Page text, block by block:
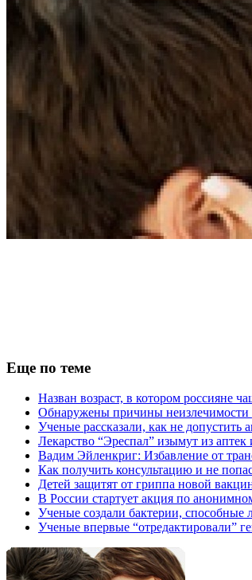
Еще по теме
Назван возраст, в котором россияне
Обнаружены причины неизлечимости
Ученые рассказали, как не допустить
Лекарство “Эреспал” изымут из
Вадим Эйленкриг: Избавление от
Как получить консультацию и не
Детей защитят от гриппа новой
В России стартует акция по
Ученые создали бактерии, способные
Ученые впервые “отредактировали”